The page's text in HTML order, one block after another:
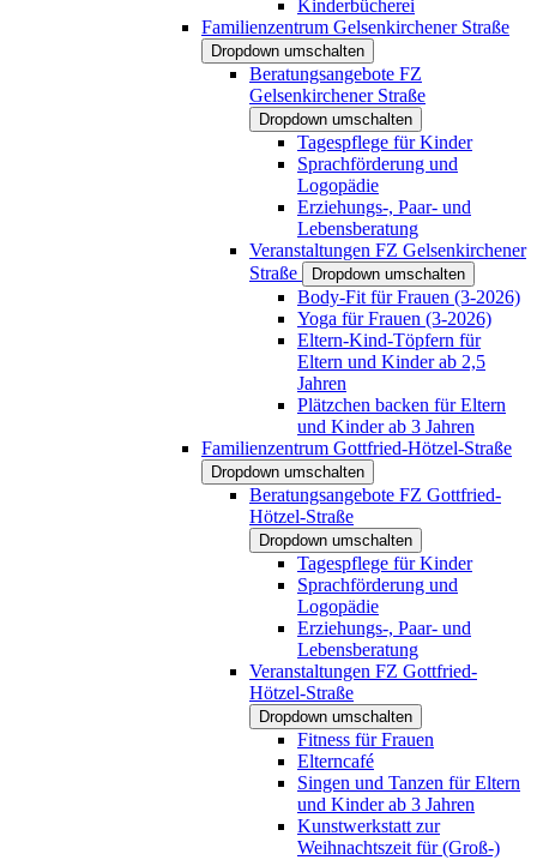
Kinderbücherei
Familienzentrum Gelsenkirchener Straße
Dropdown umschalten
Beratungsangebote FZ
Gelsenkirchener Straße
Dropdown umschalten
Tagespflege für Kinder
Sprachförderung und
Logopädie
Erziehungs-, Paar- und
Lebensberatung
Veranstaltungen FZ Gelsenkirchener
Straße
Dropdown umschalten
Body-Fit für Frauen (3-2026)
Yoga für Frauen (3-2026)
Eltern-Kind-Töpfern für
Eltern und Kinder ab 2,5
Jahren
Plätzchen backen für Eltern
und Kinder ab 3 Jahren
Familienzentrum Gottfried-Hötzel-Straße
Dropdown umschalten
Beratungsangebote FZ Gottfried-
Hötzel-Straße
Dropdown umschalten
Tagespflege für Kinder
Sprachförderung und
Logopädie
Erziehungs-, Paar- und
Lebensberatung
Veranstaltungen FZ Gottfried-
Hötzel-Straße
Dropdown umschalten
Fitness für Frauen
Elterncafé
Singen und Tanzen für Eltern
und Kinder ab 3 Jahren
Kunstwerkstatt zur
Weihnachtszeit für (Groß-)